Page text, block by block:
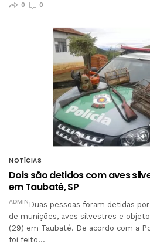
0
0
NOTÍCIAS
Dois são detidos com aves
em Taubaté, SP
ADMIN Duas pessoas foram detidas
de munições, aves silvestres e
(29) em Taubaté. De acordo com a
foi feito…